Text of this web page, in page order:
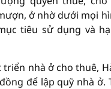
ở nhờ dưới mọi
tiêu sử dụng và
nhà ở cho thuê,
để lập quỹ nhà ở.